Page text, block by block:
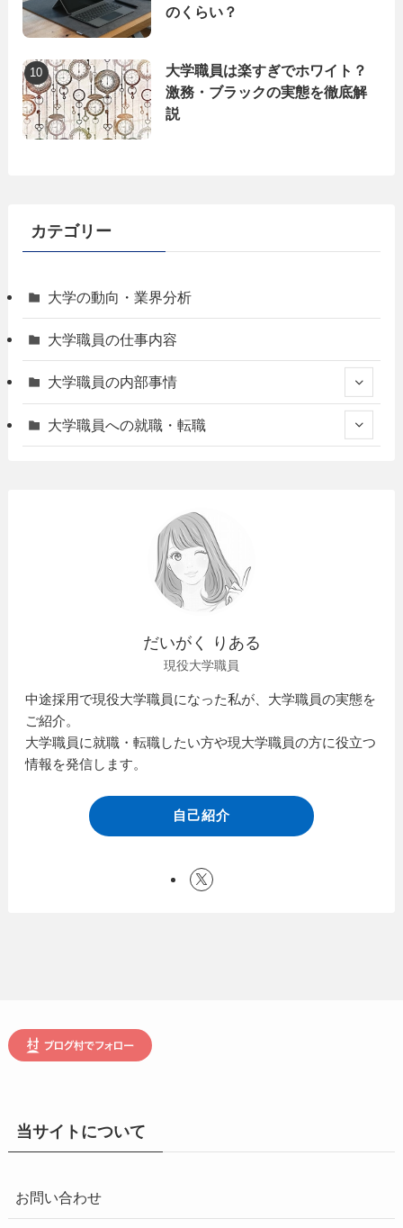
のくらい？
大学職員は楽すぎでホワイト？
激務・ブラックの実態を徹底解
説
カテゴリー
大学の動向・業界分析
大学職員の仕事内容
大学職員の内部事情
大学職員への就職・転職
だいがく りある
現役大学職員
中途採用で現役大学職員になった私が、大学職員の実態を
ご紹介。
大学職員に就職・転職したい方や現大学職員の方に役立つ
情報を発信します。
自己紹介
当サイトについて
お問い合わせ